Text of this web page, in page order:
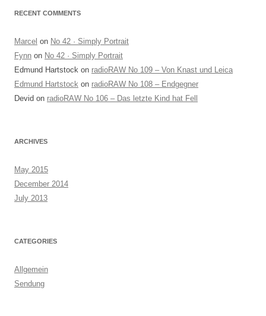
RECENT COMMENTS
Marcel on No 42 · Simply Portrait
Fynn on No 42 · Simply Portrait
Edmund Hartstock on radioRAW No 109 – Von Knast und Leica
Edmund Hartstock on radioRAW No 108 – Endgegner
Devid on radioRAW No 106 – Das letzte Kind hat Fell
ARCHIVES
May 2015
December 2014
July 2013
CATEGORIES
Allgemein
Sendung